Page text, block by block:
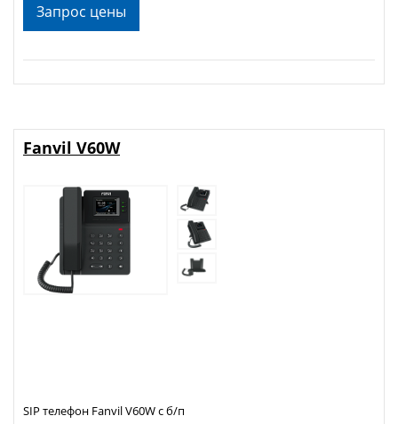
Запрос цены
Fanvil V60W
SIP телефон Fanvil V60W с б/п